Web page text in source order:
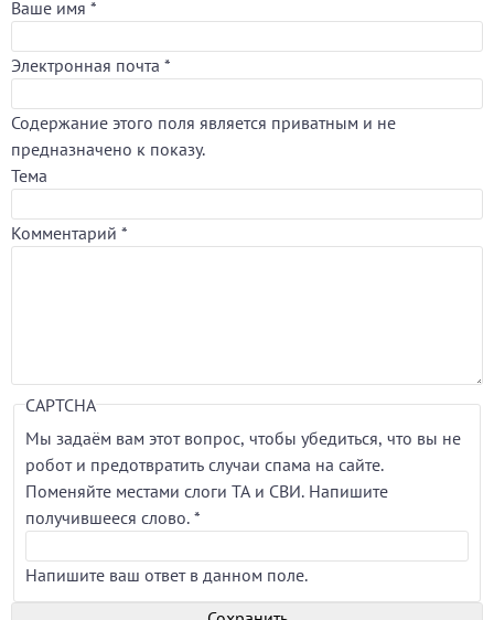
Ваше имя *
Электронная почта *
Содержание этого поля является приватным и не
предназначено к показу.
Тема
Комментарий *
CAPTCHA
Мы задаём вам этот вопрос, чтобы убедиться, что вы не
робот и предотвратить случаи спама на сайте.
Поменяйте местами слоги ТА и СВИ. Напишите
получившееся слово. *
Напишите ваш ответ в данном поле.